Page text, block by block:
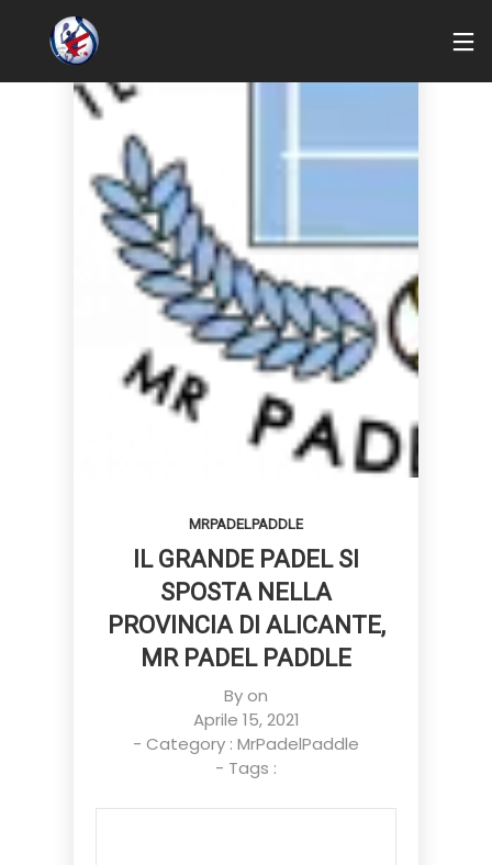
MRPADELPADDLE
IL GRANDE PADEL SI
SPOSTA NELLA
PROVINCIA DI ALICANTE,
MR PADEL PADDLE
By on
Aprile 15, 2021
- Category : MrPadelPaddle
- Tags :